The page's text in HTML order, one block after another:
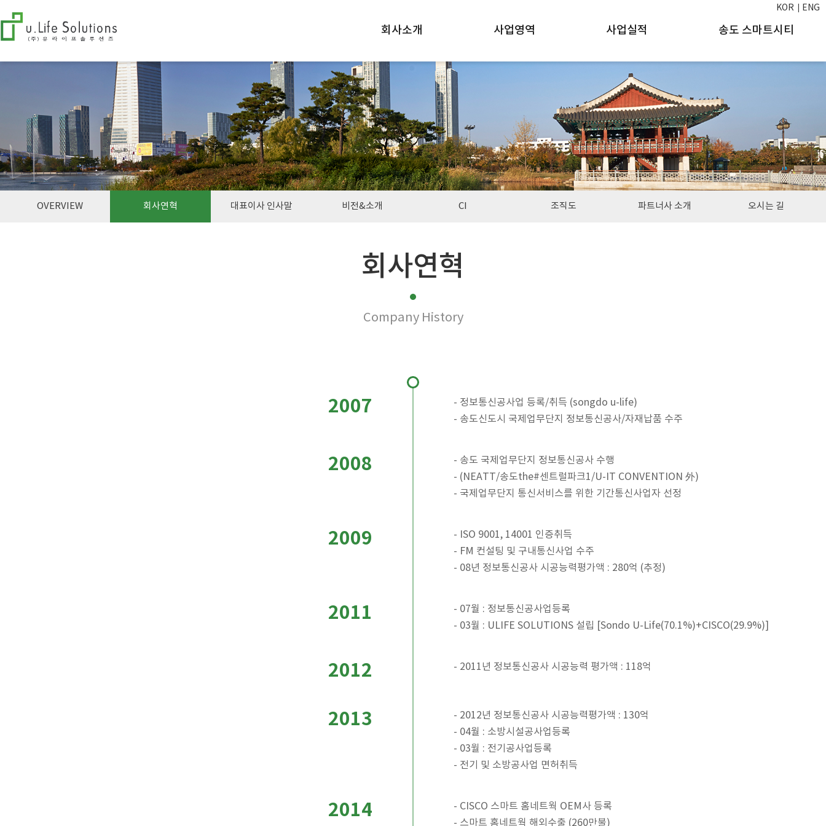
KOR ENG
회사소개 사업영역 사업실적 송도 스마트시티
OVERVIEW 회사연혁 대표이사 인사말 비전&소개 CI 조직도 파트너사 소개 오시는 길
회사연혁
Company History
2007
- 정보통신공사업 등록/취득 (songdo u-life)
- 송도신도시 국제업무단지 정보통신공사/자재납품 수주
2008
- 송도 국제업무단지 정보통신공사 수행
- (NEATT/송도the#센트럴파크1/U-IT CONVENTION 外)
- 국제업무단지 통신서비스를 위한 기간통신사업자 선정
2009
- ISO 9001, 14001 인증취득
- FM 컨설팅 및 구내통신사업 수주
- 08년 정보통신공사 시공능력평가액 : 280억 (추정)
2011
- 07월 : 정보통신공사업등록
- 03월 : ULIFE SOLUTIONS 설립 [Sondo U-Life(70.1%)+CISCO(29.9%)]
2012 - 2011년 정보통신공사 시공능력 평가액 : 118억
2013
- 2012년 정보통신공사 시공능력평가액 : 130억
- 04월 : 소방시설공사업등록
- 03월 : 전기공사업등록
- 전기 및 소방공사업 면허취득
2014
- CISCO 스마트 홈네트웍 OEM사 등록
- 스마트 홈네트웍 해외수출 (260만불)